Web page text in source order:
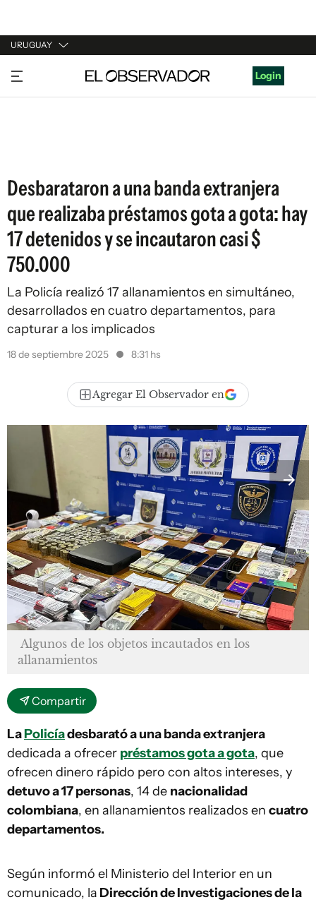
URUGUAY
URUGUAY
ARGENTINA
Login
Desbarataron a una banda extranjera
que realizaba préstamos gota a gota: hay
17 detenidos y se incautaron casi $
750.000
La Policía realizó 17 allanamientos en simultáneo,
desarrollados en cuatro departamentos, para
capturar a los implicados
18 de septiembre 2025 8:31 hs
Agregar El Observador en
Algunos de los objetos incautados en los
allanamientos
Compartir
LaPolicíadesbarató a una banda extranjera
dedicada a ofrecer préstamos gota a gota, que
ofrecen dinero rápido pero con altos intereses, y
detuvo a 17 personas, 14 de nacionalidad
colombiana, en allanamientos realizados en cuatro
departamentos.
Según informó el Ministerio del Interior en un
comunicado, la Dirección de Investigaciones de la